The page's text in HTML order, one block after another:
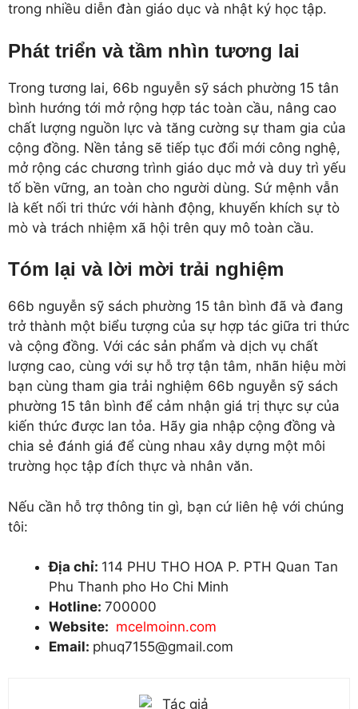
trong nhiều diễn đàn giáo dục và nhật ký học tập.
Phát triển và tầm nhìn tương lai
Trong tương lai, 66b nguyễn sỹ sách phường 15 tân
bình hướng tới mở rộng hợp tác toàn cầu, nâng cao
chất lượng nguồn lực và tăng cường sự tham gia của
cộng đồng. Nền tảng sẽ tiếp tục đổi mới công nghệ,
mở rộng các chương trình giáo dục mở và duy trì yếu
tố bền vững, an toàn cho người dùng. Sứ mệnh vẫn
là kết nối tri thức với hành động, khuyến khích sự tò
mò và trách nhiệm xã hội trên quy mô toàn cầu.
Tóm lại và lời mời trải nghiệm
66b nguyễn sỹ sách phường 15 tân bình đã và đang
trở thành một biểu tượng của sự hợp tác giữa tri thức
và cộng đồng. Với các sản phẩm và dịch vụ chất
lượng cao, cùng với sự hỗ trợ tận tâm, nhãn hiệu mời
bạn cùng tham gia trải nghiệm 66b nguyễn sỹ sách
phường 15 tân bình để cảm nhận giá trị thực sự của
kiến thức được lan tỏa. Hãy gia nhập cộng đồng và
chia sẻ đánh giá để cùng nhau xây dựng một môi
trường học tập đích thực và nhân văn.
Nếu cần hỗ trợ thông tin gì, bạn cứ liên hệ với chúng
tôi:
Địa chỉ: 114 PHU THO HOA P. PTH Quan Tan
Phu Thanh pho Ho Chi Minh
Hotline: 700000
Website: mcelmoinn.com
Email: phuq7155@gmail.com